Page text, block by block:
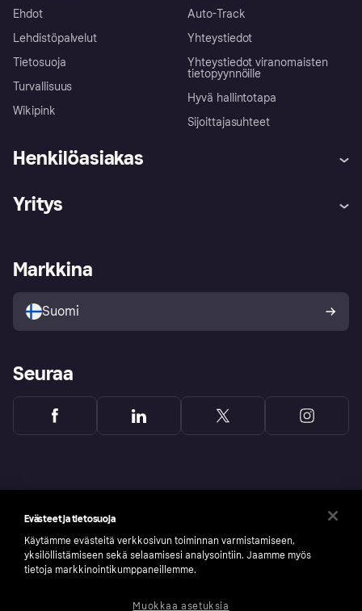
Ehdot
Lehdistöpalvelut
Tietosuoja
Turvallisuus
Wikipink
Auto-Track
Yhteystiedot
Yhteystiedot viranomaisten
tietopyynnöille
Hyvä hallintotapa
Sijoittajasuhteet
Henkilöasiakas
Ohje
Kirjaudu sisään
Tutustu kauppoihin
Ostajan turva
Yritys
Kirjaudu sisään yrityksenä
Markkina
Suomi
Seuraa
Evästeet ja tietosuoja
Käytämme evästeitä verkkosivun toiminnan varmistamiseen,
yksilöllistämiseen sekä selaamisesi analysointiin. Jaamme myös
tietoja markkinointikumppaneillemme.
Muokkaa asetuksia